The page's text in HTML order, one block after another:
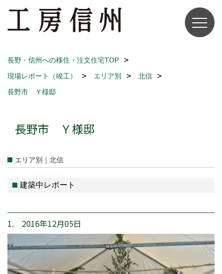
長野・信州への移住・注文住宅TOP
現場レポート（竣工）
エリア別
北信
長野市 Ｙ様邸
長野市 Ｙ様邸
エリア別｜北信
建築中レポート
1. 2016年12月05日